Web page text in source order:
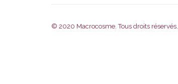
© 2020 Macrocosme. Tous droits réservés.